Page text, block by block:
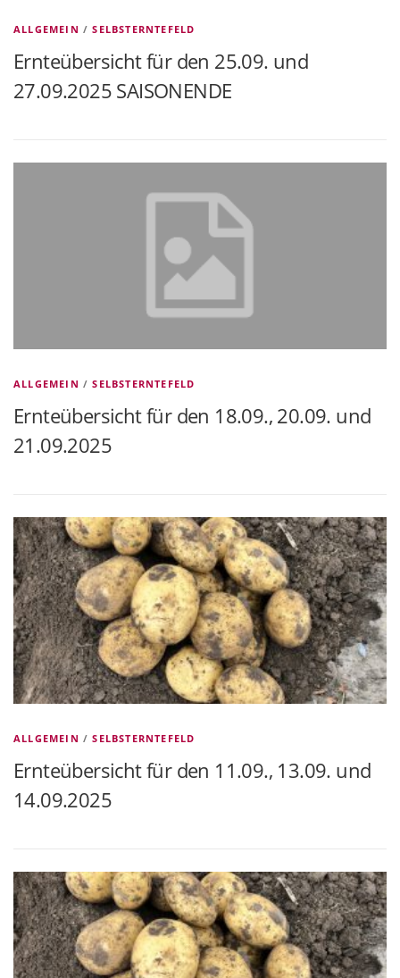
ALLGEMEIN /SELBSTERNTEFELD
Ernteübersicht für den 25.09. und
27.09.2025 SAISONENDE
ALLGEMEIN /SELBSTERNTEFELD
Ernteübersicht für den 18.09., 20.09. und
21.09.2025
ALLGEMEIN /SELBSTERNTEFELD
Ernteübersicht für den 11.09., 13.09. und
14.09.2025